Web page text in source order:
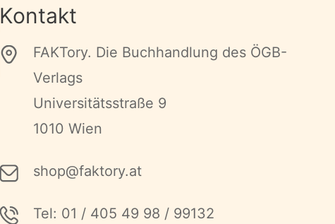
Kontakt
FAKTory. Die Buchhandlung des ÖGB-
Verlags
Universitätsstraße 9
1010 Wien
shop@faktory.at
Tel: 01 / 405 49 98 / 99132